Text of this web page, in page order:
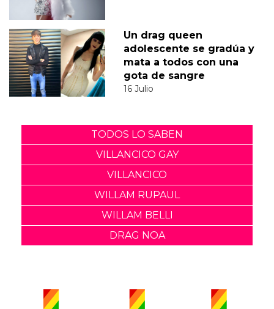
Un drag queen
adolescente se gradúa y
mata a todos con una
gota de sangre
16 Julio
TODOS LO SABEN
VILLANCICO GAY
VILLANCICO
WILLAM RUPAUL
WILLAM BELLI
DRAG NOA